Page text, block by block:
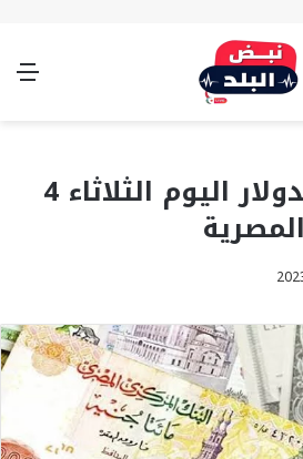
الوضع
أسعار صرف الدولار اليوم الثلاثاء 4